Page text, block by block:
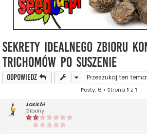
Sekrety idealnego zbioru
trichomów po suszenie
ODPOWIEDZ
Posty: 6 • Strona 1 z 1
Jaskół
Gibony